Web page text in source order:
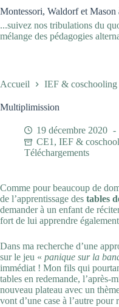
au
contenu
Montessori, Waldorf et Mason
...suivez nos tribulations du
mélange des pédagogies
Accueil IEF & coschooling
Multiplimission
19 décembre 2020
CE1, IEF &
Téléchargements
Comme pour beaucoup de
de l’apprentissage des tables
demander à un enfant de
fort de lui apprendre
Dans ma recherche d’une
sur le jeu « panique sur la
immédiat ! Mon fils qui
tables en redemande, l’après-
nouveau plateau avec un
vont d’une case à l’autre